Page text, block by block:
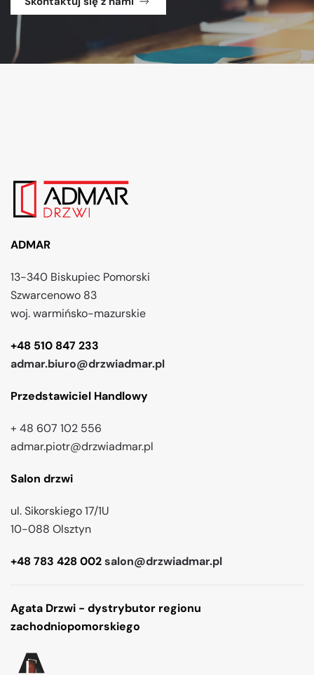
ADMAR
13-340 Biskupiec Pomorski
Szwarcenowo 83
woj. warmińsko-mazurskie
+48 510 847 233
admar.biuro@drzwiadmar.pl
Przedstawiciel Handlowy
+ 48 607 102 556
admar.piotr@drzwiadmar.pl
Salon drzwi
ul. Sikorskiego 17/1U
10-088 Olsztyn
+48 783 428 002salon@drzwiadmar.pl
Agata Drzwi - dystrybutor regionu
zachodniopomorskiego